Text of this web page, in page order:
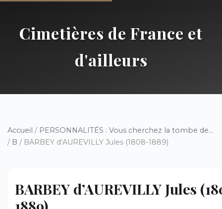
Cimetières de France et
d'ailleurs
Accueil / PERSONNALITÉS : Vous cherchez la tombe de...
/ B / BARBEY d’AUREVILLY Jules (1808-1889)
BARBEY d’AUREVILLY Jules